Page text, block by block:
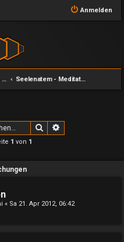
Anmelden
Das Buch des Lichts und seine Zweige Seelenatem - Meditation
Suche
1 von 1
« Sa 21. Apr 2012, 06:42